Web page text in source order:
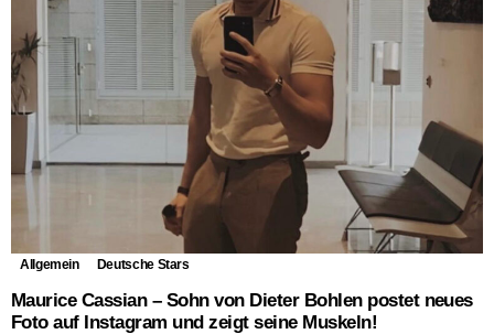
Allgemein Deutsche Stars
Maurice Cassian – Sohn von Dieter Bohlen postet neues
Foto auf Instagram und zeigt seine Muskeln!